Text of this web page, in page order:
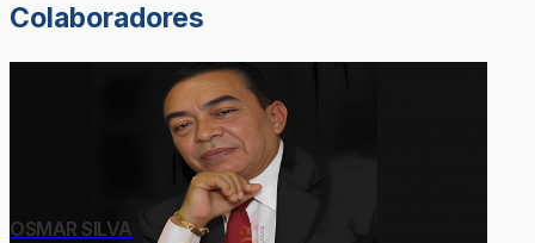
Colaboradores
OSMAR SILVA